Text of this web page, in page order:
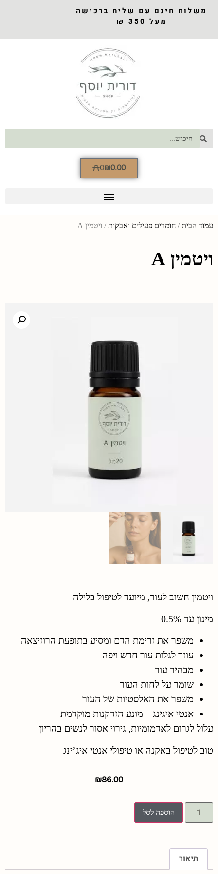
משלוח חינם עם שליח ברכישה
מעל 350 ₪
₪0.00
0
עמוד הבית/ חומרים פעילים ואבקות/ ויטמין A
ויטמין A
ויטמין חשוב לעור, מיועד לטיפול בלילה
מינון עד 0.5%
משפר את זרימת הדם ומסיע בתופעת הרוזיצאה
עוזר לגלות עור חדש ויפה
מבהיר עור
שומר על לחות העור
משפר את האלסטיות של העור
אנטי איגינג – מונע הזדקנות מוקדמת
עלול לגרום לאדמומיות, גירוי אסור לנשים בהריון
טוב לטיפול באקנה או טיפולי אנטי איג’ינג
₪86.00
הוספה לסל
תיאור